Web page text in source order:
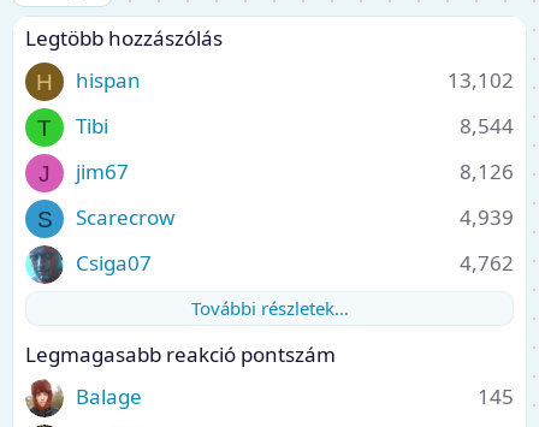
Legtöbb hozzászólás
H 13,102
hispan
T 8,544
Tibi
J 8,126
jim67
S 4,939
Scarecrow
4,762
Csiga07
További részletek…
Legmagasabb reakció pontszám
145
Balage